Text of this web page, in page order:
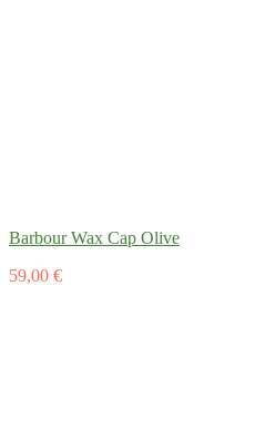
Barbour Wax Cap Olive
59,00 €